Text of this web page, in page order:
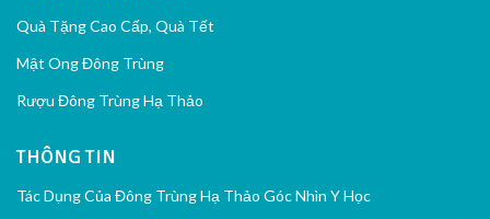
Quà Tặng Cao Cấp, Quà Tết
Mật Ong Đông Trùng
Rượu Đông Trùng Hạ Thảo
THÔNG TIN
Tác Dụng Của Đông Trùng Hạ Thảo Góc Nhìn Y Học